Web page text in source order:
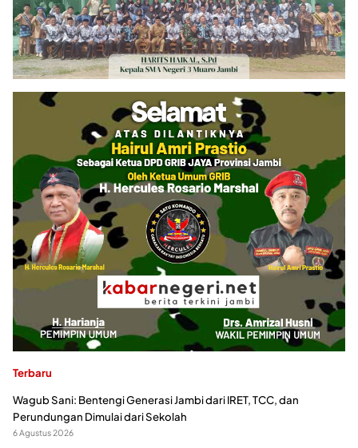
Terbaru
Wagub Sani: Bentengi Generasi Jambi dari IRET, TCC, dan
Perundungan Dimulai dari Sekolah
6 Agustus 2026